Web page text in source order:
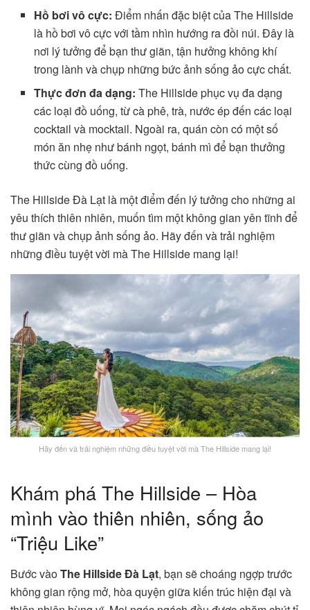
Hồ bơi vô cực: Điểm nhấn đặc biệt của The Hillside
là hồ bơi vô cực với tầm nhìn hướng ra đồi núi. Đây là
nơi lý tưởng để bạn thư giãn, tận hưởng không khí
trong lành và chụp những bức ảnh sống ảo cực chất.
Thực đơn đa dạng: The Hillside phục vụ đa dạng
các loại đồ uống, từ cà phê, trà, nước ép đến các loại
cocktail và mocktail. Ngoài ra, quán còn có một số
món ăn nhẹ như bánh ngọt, bánh mì để bạn thưởng
thức cùng đồ uống.
The Hillside Đà Lạt là một điểm đến lý tưởng cho những ai
yêu thích thiên nhiên, muốn tìm một không gian yên tĩnh để
thư giãn và chụp ảnh sống ảo. Hãy đến và trải nghiệm
những điều tuyệt vời mà The Hillside mang lại!
Hãy đến và trải nghiệm những điều tuyệt vời mà The Hillside mang lại!
Khám phá The Hillside – Hòa
mình vào thiên nhiên, sống ảo
“Triệu Like”
Bước vàoThe Hillside Đà Lạt, bạn sẽ choáng ngợp trước
không gian rộng mở, hòa quyện giữa kiến trúc hiện đại và